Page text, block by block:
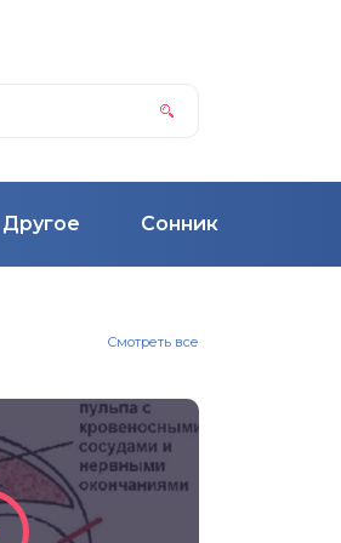
Другое Сонник
Смотреть все